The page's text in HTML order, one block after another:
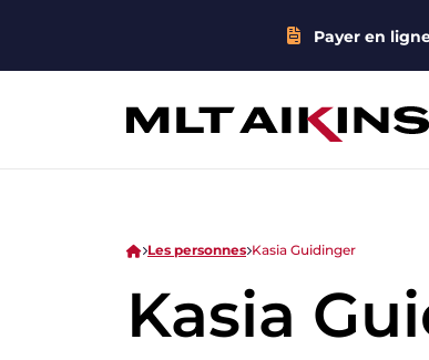
Payer en
Les personnes Kasia Guidinger
Kasia